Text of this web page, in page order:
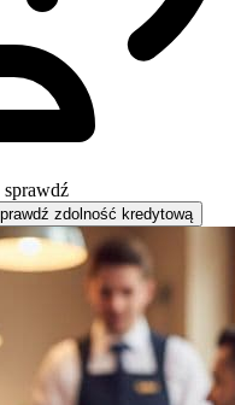
sprawdź
zdolność kredytową